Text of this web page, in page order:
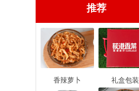
推荐
香辣萝卜 礼盒包装